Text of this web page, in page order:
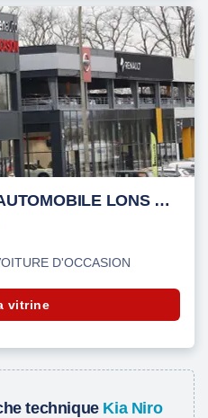
VILLAGE AUTOMOBILE LONS KIA-SEAT-SUZUKI-MITSUBISHI
D'OCCASION
vitrine
technique Kia Niro